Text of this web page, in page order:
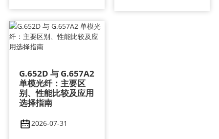
G.652D 与 G.657A2
单模光纤：主要区
别、性能比较及应用
选择指南
2026-07-31